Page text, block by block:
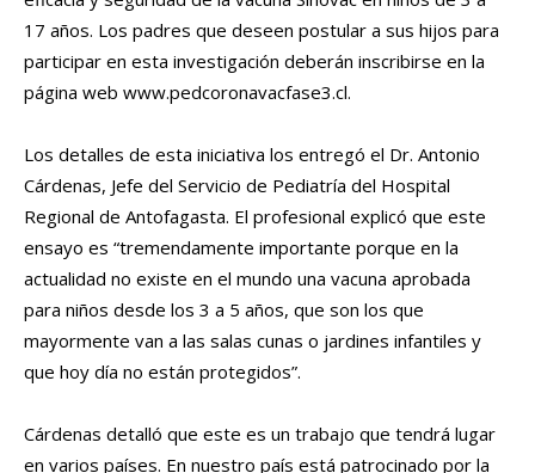
17 años. Los padres que deseen postular a sus hijos para
participar en esta investigación deberán inscribirse en la
página web www.pedcoronavacfase3.cl.
Los detalles de esta iniciativa los entregó el Dr. Antonio
Cárdenas, Jefe del Servicio de Pediatría del Hospital
Regional de Antofagasta. El profesional explicó que este
ensayo es “tremendamente importante porque en la
actualidad no existe en el mundo una vacuna aprobada
para niños desde los 3 a 5 años, que son los que
mayormente van a las salas cunas o jardines infantiles y
que hoy día no están protegidos”.
Cárdenas detalló que este es un trabajo que tendrá lugar
en varios países. En nuestro país está patrocinado por la